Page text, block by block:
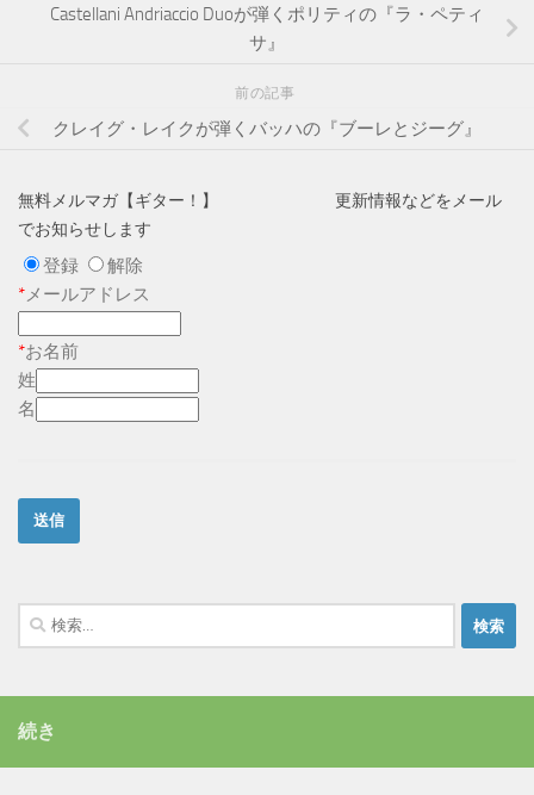
Castellani Andriaccio Duoが弾くポリティの『ラ・ペティ
サ』
前の記事
クレイグ・レイクが弾くバッハの『ブーレとジーグ』
無料メルマガ【ギター！】 更新情報などをメール
でお知らせします
登録
解除
*メールアドレス
*お名前
姓
名
検
索:
続き